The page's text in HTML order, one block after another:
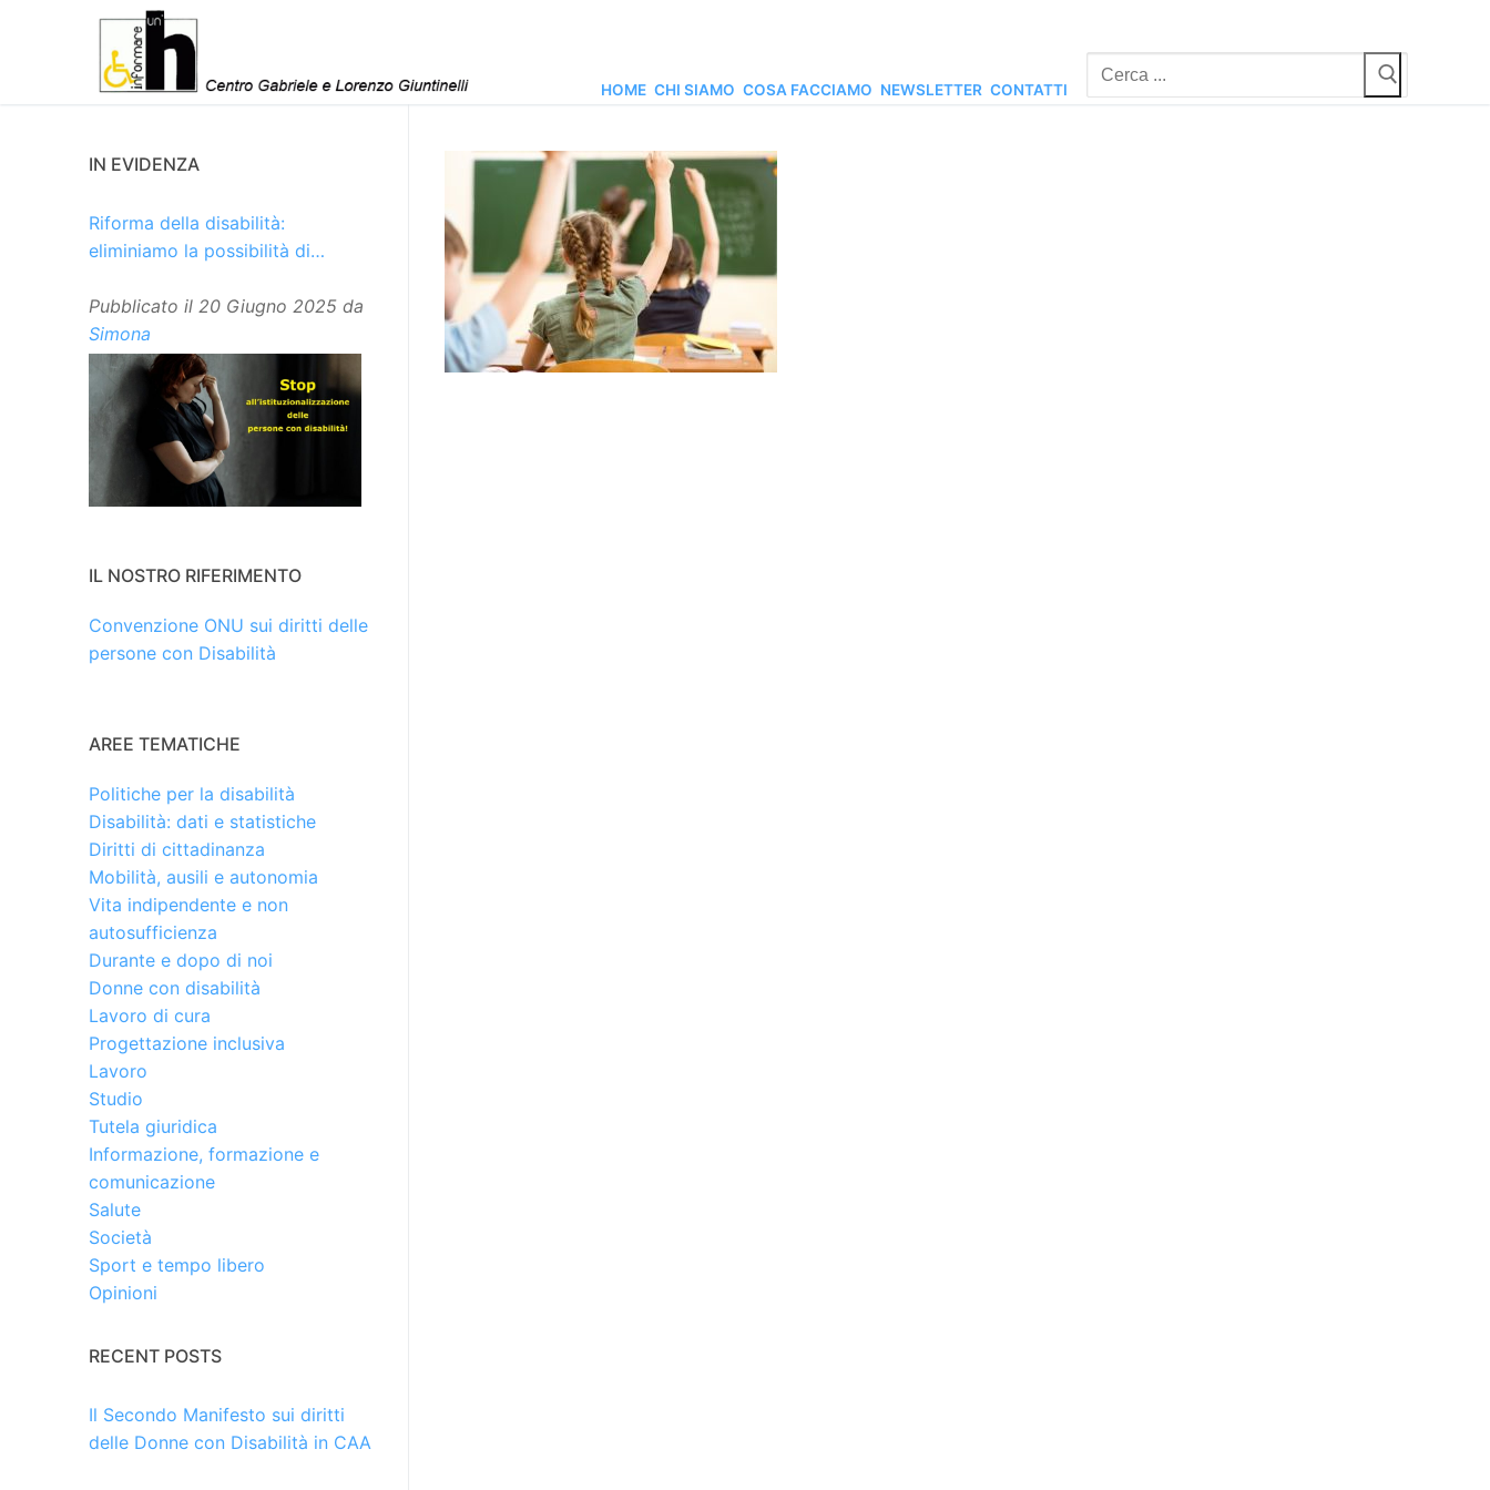
HOME CHI SIAMO COSA FACCIAMO NEWSLETTER CONTATTI
Cerca:
IN EVIDENZA
Riforma della disabilità:
eliminiamo la possibilità di
Pubblicato il 20 Giugno 2025 da
Simona
IL NOSTRO RIFERIMENTO
Convenzione ONU sui diritti delle
persone con Disabilità
AREE TEMATICHE
Politiche per la disabilità
Disabilità: dati e statistiche
Diritti di cittadinanza
Mobilità, ausili e autonomia
Vita indipendente e non
autosufficienza
Durante e dopo di noi
Donne con disabilità
Lavoro di cura
Progettazione inclusiva
Lavoro
Studio
Tutela giuridica
Informazione, formazione e
comunicazione
Salute
Società
Sport e tempo libero
Opinioni
RECENT POSTS
Il Secondo Manifesto sui diritti
delle Donne con Disabilità in CAA